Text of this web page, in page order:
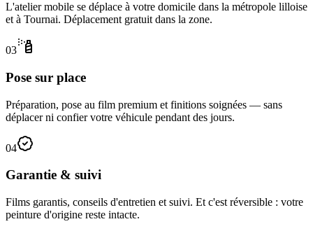
L'atelier mobile se déplace à votre domicile dans la métropole lilloise
et à Tournai. Déplacement gratuit dans la zone.
03
Pose sur place
Préparation, pose au film premium et finitions soignées — sans
déplacer ni confier votre véhicule pendant des jours.
04
Garantie & suivi
Films garantis, conseils d'entretien et suivi. Et c'est réversible : votre
peinture d'origine reste intacte.